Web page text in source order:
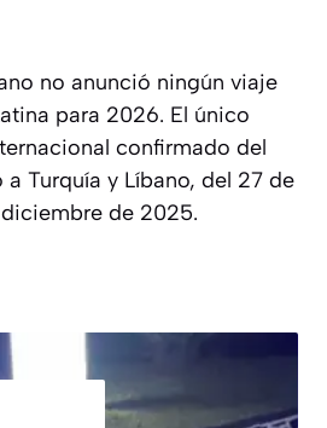
no anunció ningún viaje
para 2026. El único
confirmado del
a Turquía y Líbano, del 27 de
de 2025.